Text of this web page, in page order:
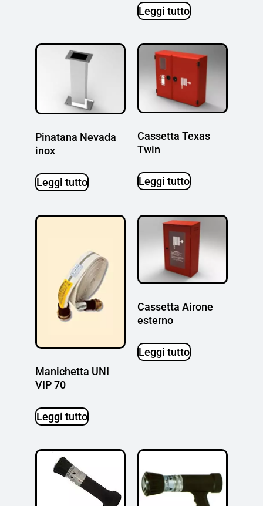
Leggi tutto
Pinatana Nevada
inox
Leggi tutto
Cassetta Texas
Twin
Leggi tutto
Manichetta UNI
VIP 70
Leggi tutto
Cassetta Airone
esterno
Leggi tutto